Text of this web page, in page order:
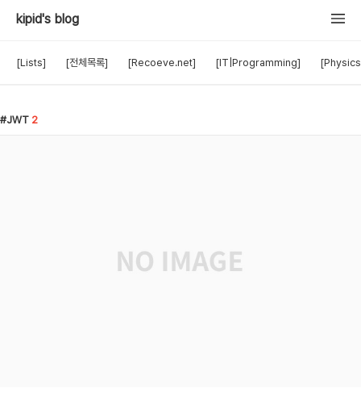
kipid's blog
[Lists] [전체목록] [Recoeve.net] [IT|Programming]
JWT 2